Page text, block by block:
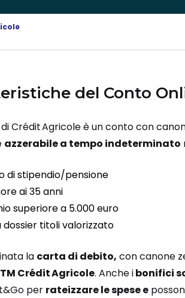
del Conto
Crédit Agricole è un conto con
azzerabile a tempo indeterminato
di stipendio/pensione
ai 35 anni
superiore a 5.000 euro
titoli valorizzato
la carta di debito, con canone
Crédit Agricole. Anche ibonifici
per rateizzare le spese e